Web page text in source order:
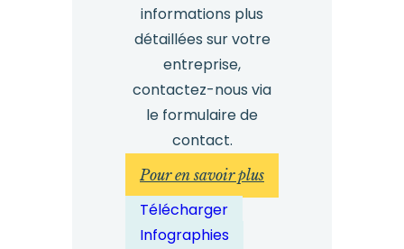
informations plus
détaillées sur votre
entreprise,
contactez-nous via
le formulaire de
contact.
Pour en savoir plus:
Rapport
Télécharger
Infographies